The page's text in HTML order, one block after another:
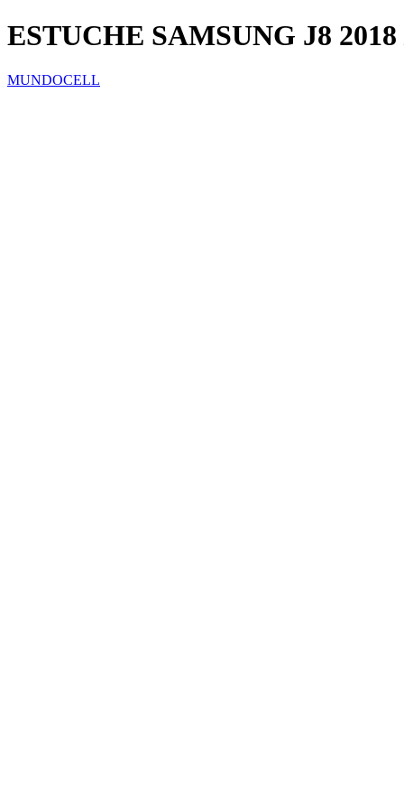
ESTUCHE SAMSUNG J8
MUNDOCELL